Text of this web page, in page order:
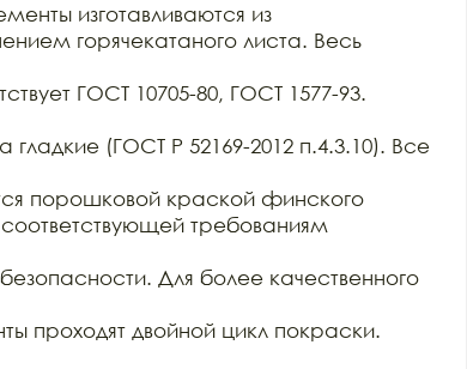
изготавливаются из
горячекатаного листа. Весь
ГОСТ 10705-80, ГОСТ 1577-93.
гладкие (ГОСТ Р 52169-2012 п.4.3.10). Все
порошковой краской финского
соответствующей требованиям
Для более качественного
проходят двойной цикл покраски.